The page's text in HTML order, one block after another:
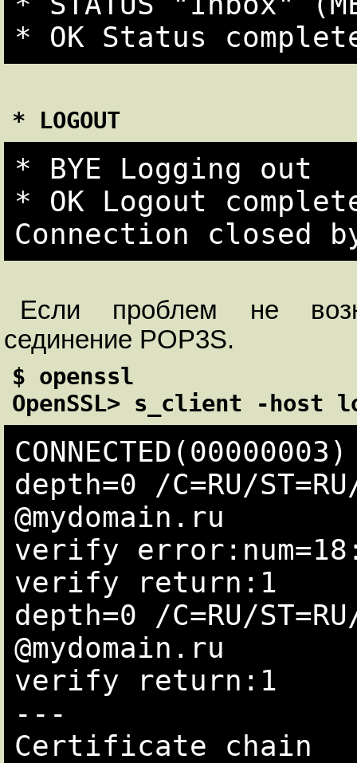
* LOGOUT
* BYE Logging out
* OK Logout
Если проблем не
сединение POP3S.
$ openssl
OpenSSL> s_client -host
CONNECTED(00000003)
depth=0 /C=RU/
@mydomain.ru
verify
verify return:1
depth=0 /C=RU/
@mydomain.ru
verify return:1
---
Certificate chain